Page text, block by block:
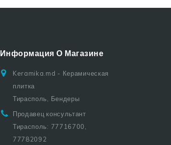
Информация О Магазине
Keramika.md - Керамическая
плитка
Тирасполь, Бендеры
Продавец консультант
Тирасполь: 77716700,
77782092